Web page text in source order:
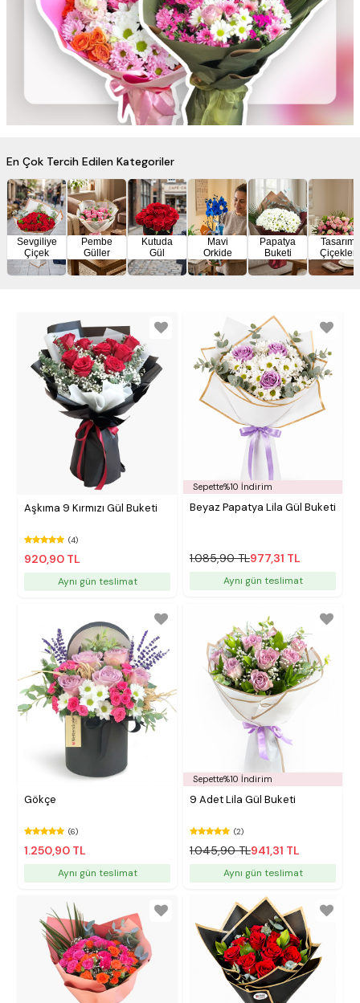
En Çok Tercih Edilen Kategoriler
Sevgiliye
Çiçek
Pembe
Güller
Kutuda
Gül
Mavi
Orkide
Papatya
Buketi
Tasarım
Çiçekler
Aşkıma 9 Kırmızı Gül Buketi
(4)
920,90 TL
Aynı gün teslimat
Sepette%10 İndirim
Beyaz Papatya Lila Gül Buketi
1.085,90 TL977,31 TL
Aynı gün teslimat
Gökçe
(6)
1.250,90 TL
Aynı gün teslimat
Sepette%10 İndirim
9 Adet Lila Gül Buketi
(2)
1.045,90 TL941,31 TL
Aynı gün teslimat